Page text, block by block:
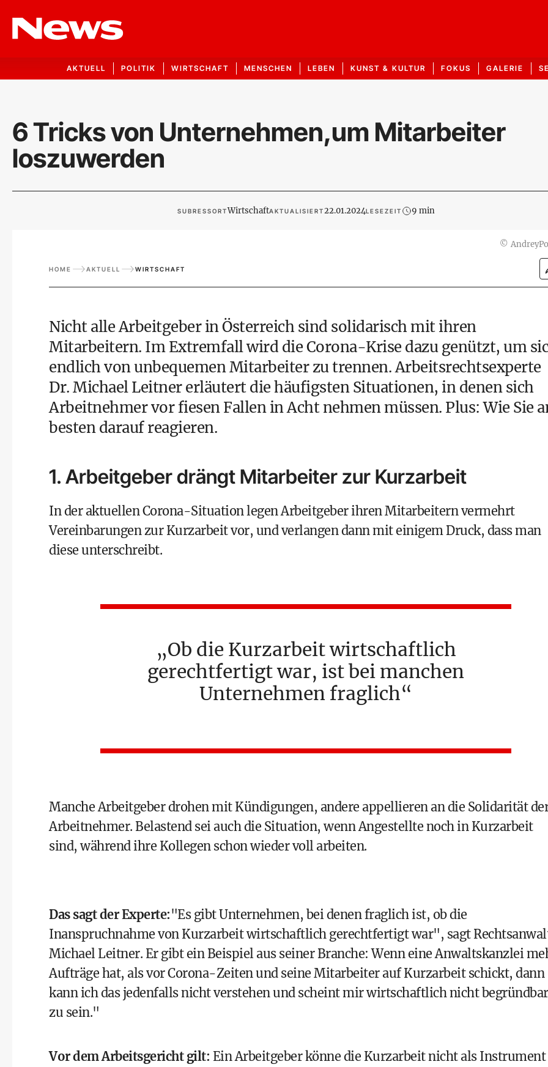
AKTUELL POLITIK WIRTSCHAFT MENSCHEN LEBEN KUNST & KULTUR FOKUS GALERIE
6 Tricks von Unternehmen,um Mitarbeiter
loszuwerden
SUBRESSORTWirtschaftAKTUALISIERT22.01.2024LESEZEIT 9 min
©
HOME AKTUELL WIRTSCHAFT
Nicht alle Arbeitgeber in Österreich sind solidarisch mit ihren
Mitarbeitern. Im Extremfall wird die Corona-Krise dazu genützt, um
endlich von unbequemen Mitarbeiter zu trennen. Arbeitsrechtsexperte
Dr. Michael Leitner erläutert die häufigsten Situationen, in denen sich
Arbeitnehmer vor fiesen Fallen in Acht nehmen müssen. Plus: Wie Sie
besten darauf reagieren.
1. Arbeitgeber drängt Mitarbeiter zur Kurzarbeit
In der aktuellen Corona-Situationlegen Arbeitgeber ihren Mitarbeitern vermehrt
Vereinbarungen zur Kurzarbeit vor, und verlangen dann mit einigem Druck, dass man
diese unterschreibt.
Ob die Kurzarbeit wirtschaftlich
gerechtfertigt war, ist bei manchen
Unternehmen fraglich
Manche Arbeitgeber drohen mit Kündigungen, andere appellieren an die Solidarität
Arbeitnehmer. Belastend sei auch die Situation, wenn Angestellte noch in Kurzarbeit
sind, während ihre Kollegen schon wieder voll arbeiten.
Das sagt der Experte:"Es gibt Unternehmen, bei denen fraglich ist, ob die
Inanspruchnahme von Kurzarbeit wirtschaftlich gerechtfertigt war", sagt
Michael Leitner. Er gibt ein Beispiel aus seiner Branche: Wenn eine Anwaltskanzlei
Aufträge hat, als vor Corona-Zeiten und seine Mitarbeiter auf Kurzarbeit schickt, dann
kann ich das jedenfalls nicht verstehen und scheint mir wirtschaftlich nicht begründbar
zu sein."
Vor dem Arbeitsgericht gilt: Ein Arbeitgeber könne die Kurzarbeit nicht als Instrument